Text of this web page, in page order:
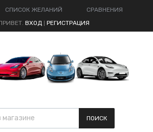
СПИСОК ЖЕЛАНИЙ
СРАВНЕНИЯ
ВХОД РЕГИСТРАЦИЯ
ПОИСК